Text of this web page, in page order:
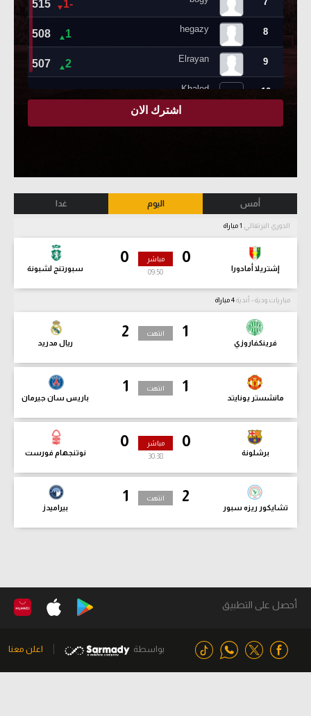
أمس اليوم غدا
الدوري البرتغالي
0
إشتريلا أمادورا
0
سبورتنج لشبونة
مباشر
09:52
مباريات ودية - أندية
1
فرينكفاروزي
2
ريال مدريد
انتهت
1
مانشستر يونايتد
1
باريس سان جيرمان
انتهت
0
برشلونة
0
نوتنجهام فورست
مباشر
30:40
2
تشايكور ريزه سبور
1
بيراميدز
انتهت
أحصل على التطبيق
بواسطة اعلن معنا